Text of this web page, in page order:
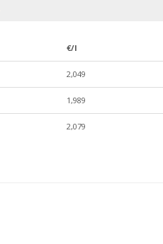
€/l
2,049
1,989
2,079